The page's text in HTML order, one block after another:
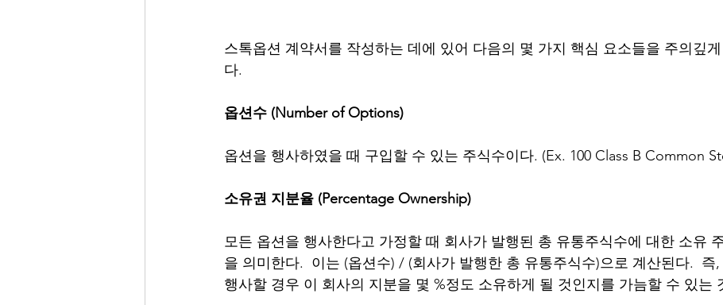
스톡옵션 계약서를 작성하는 데에 있어 다음의 몇 가지 핵심 요소들을 주의깊
다.
옵션수 (Number of Options)
옵션을 행사하였을 때 구입할 수 있는 주식수이다. (Ex. 100 Class B Common
소유권 지분율 (Percentage Ownership)
모든 옵션을 행사한다고 가정할 때 회사가 발행된 총 유통주식수에 대한 소유
을 의미한다.  이는 (옵션수) / (회사가 발행한 총 유통주식수)으로 계산된다.  즉
행사할 경우 이 회사의 지분을 몇 %정도 소유하게 될 것인지를 가늠할 수 있는